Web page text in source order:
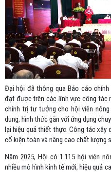
Đại hội đã thông qua Báo cáo
đạt được trên các lĩnh vực công tác
chính trị tư tưởng cho hội viên
dung, hình thức gắn với ứng dụng
lại hiệu quả thiết thực. Công tác
cố kiện toàn và nâng cao chất lượng
Năm 2025, Hội có 1.115 hội viên
nhiều mô hình kinh tế mới, hiệu quả